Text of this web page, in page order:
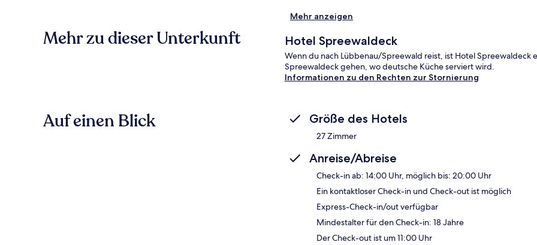
Mehr anzeigen
Mehr zu dieser Unterkunft Hotel Spreewaldeck
Wenn du nach Lübbenau/Spreewald reist, ist Hotel Spreewaldeck
Spreewaldeck gehen, wo deutsche Küche serviert wird.
Informationen zu den Rechten zur Stornierung
Auf einen Blick Größe des Hotels
27 Zimmer
Anreise/Abreise
Check-in ab: 14:00 Uhr, möglich bis: 20:00 Uhr
Ein kontaktloser Check-in und Check-out ist möglich
Express-Check-in/out verfügbar
Mindestalter für den Check-in: 18 Jahre
Der Check-out ist um 11:00 Uhr